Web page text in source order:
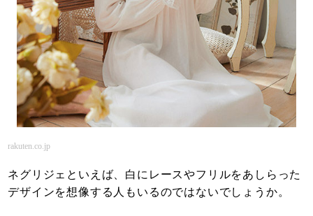
rakuten.co.jp
ネグリジェといえば、白にレースやフリルをあしらった
デザインを想像する人もいるのではないでしょうか。